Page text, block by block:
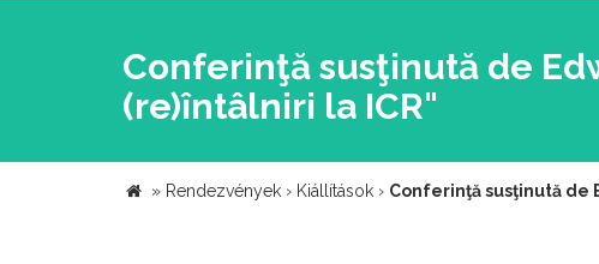
Conferinţă susţinută de
(re)întâlniri la ICR"
» Rendezvények › Kiállítások › Conferinţă susţinută de